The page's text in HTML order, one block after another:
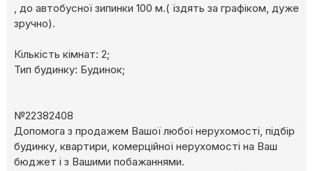
, до автобусної зипинки 100 м.( їздять за графіком, дуже
зручно).
Кількість кімнат: 2;
Тип будинку: Будинок;
№22382408
Допомога з продажем Вашої любої нерухомості, підбір
будинку, квартири, комерційної нерухомості на Ваш
бюджет і з Вашими побажаннями.